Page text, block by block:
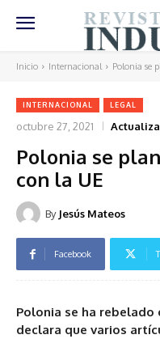
Inicio Internacional Polonia se
INTERNACIONAL LEGAL
octubre 27, 2021
Polonia se
con la UE
By Jesús Mateos
Facebook
Polonia se ha
declara que varios